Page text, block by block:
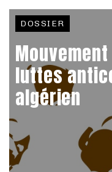
DOSSIER
luttes
algérien